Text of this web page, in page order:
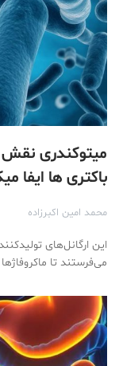
میتوکندری نقش
باکتری‌ ها ایفا
محمد امین اکبرزاده
این ارگانل‌های
می‌فرستند تا